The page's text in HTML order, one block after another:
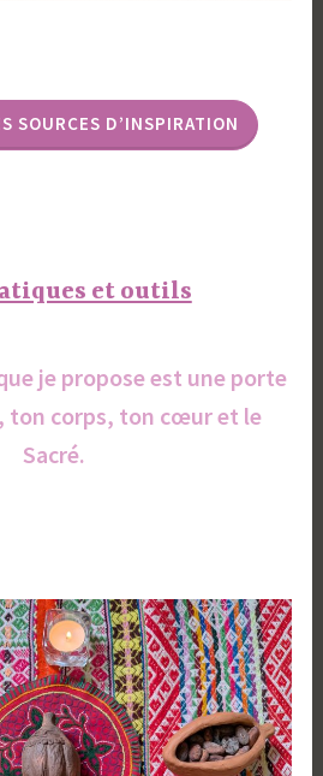
SOURCES D’INSPIRATION
et outils
je propose est une porte
ton corps, ton cœur et le
Sacré.